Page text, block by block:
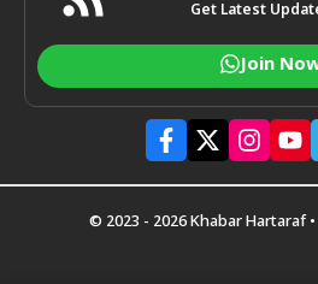
Get Latest
Join
© 2023 - 2026 Khabar Hartaraf